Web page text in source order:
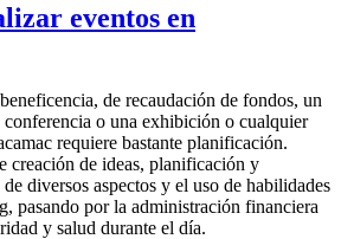
eventos en
de recaudación de fondos, un
o una exhibición o cualquier
requiere bastante planificación.
creación de ideas, planificación y
diversos aspectos y el uso de habilidades
pasando por la administración financiera
y salud durante el día.